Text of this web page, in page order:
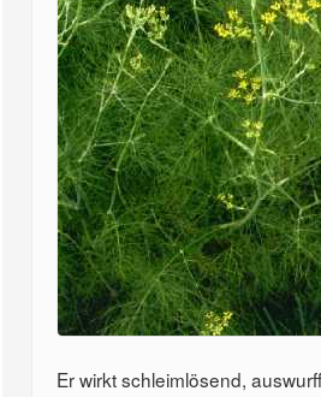
Er wirkt schleimlösend,